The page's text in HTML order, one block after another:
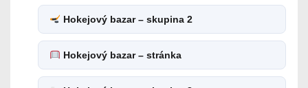
Hokejový bazar – skupina 2
Hokejový bazar – stránka